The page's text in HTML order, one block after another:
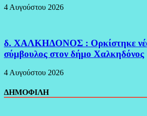
4 Αυγούστου 2026
δ. ΧΑΛΚΗΔΟΝΟΣ : Ορκίστηκε
σύμβουλος στον δήμο Χαλκηδόνος
4 Αυγούστου 2026
ΔΗΜΟΦΙΛΗ